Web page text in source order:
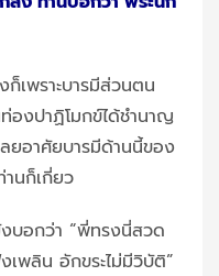
ก็เพราะบารมีส่วนตน
องปาฏิโมกข์ได้ชำนาญ
อาศัยบารมีด้านนี้ของ
นก็เกี่ยว
บอกว่า “พี่ทรงนี่สวด
เพลิน อักขระไม่มีวิบัติ”